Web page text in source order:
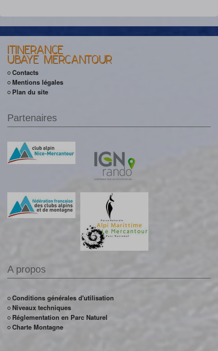
ITINERANCE
UBAYE MERCANTOUR
Contacts
Mentions légales
Plan du site
Partenaires
A propos
Conditions générales d'utilisation
Niveaux techniques
Réglementation en Parc Naturel
Charte Montagne